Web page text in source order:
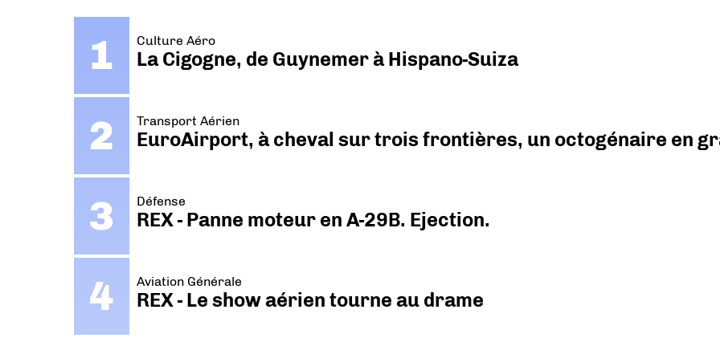
Culture Aéro
La Cigogne, de Guynemer à Hispano-Suiza
Transport Aérien
EuroAirport, à cheval sur trois frontières, un octogénaire en
Défense
REX - Panne moteur en A-29B. Ejection.
Aviation Générale
REX - Le show aérien tourne au drame